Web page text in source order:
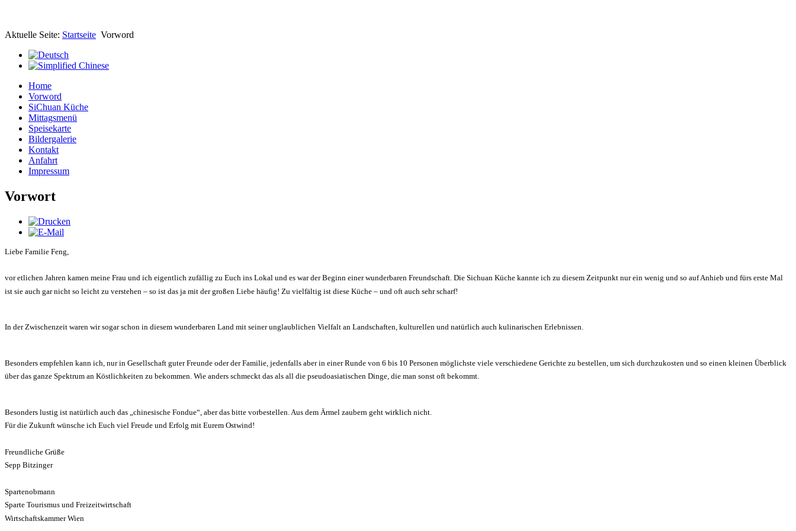
Aktuelle Seite: Startseite Vorword
Home
Vorword
SiChuan Küche
Mittagsmenü
Speisekarte
Bildergalerie
Kontakt
Anfahrt
Impressum
Vorwort
Liebe Familie Feng,
vor etlichen Jahren kamen meine Frau und ich eigentlich zufällig zu Euch ins Lokal und es war der Beginn einer wunderbaren Freundschaft. Die Sichuan Küche kannte ich zu diesem Zeitpunkt nur ein wenig und so auf Anhieb und fürs erste Mal
ist sie auch gar nicht so leicht zu verstehen – so ist das ja mit der großen Liebe häufig! Zu vielfältig ist diese Küche – und oft auch sehr scharf!
In der Zwischenzeit waren wir sogar schon in diesem wunderbaren Land mit seiner unglaublichen Vielfalt an Landschaften, kulturellen und natürlich auch kulinarischen Erlebnissen.
Besonders empfehlen kann ich, nur in Gesellschaft guter Freunde oder der Familie, jedenfalls aber in einer Runde von 6 bis 10 Personen möglichste viele verschiedene Gerichte zu bestellen, um sich durchzukosten und so einen kleinen Überblick
über das ganze Spektrum an Köstlichkeiten zu bekommen. Wie anders schmeckt das als all die pseudoasiatischen Dinge, die man sonst oft bekommt.
Besonders lustig ist natürlich auch das „chinesische Fondue“, aber das bitte vorbestellen. Aus dem Ärmel zaubern geht wirklich nicht.
Für die Zukunft wünsche ich Euch viel Freude und Erfolg mit Eurem Ostwind!
Freundliche Grüße
Sepp Bitzinger
Spartenobmann
Sparte Tourismus und Freizeitwirtschaft
Wirtschaftskammer Wien